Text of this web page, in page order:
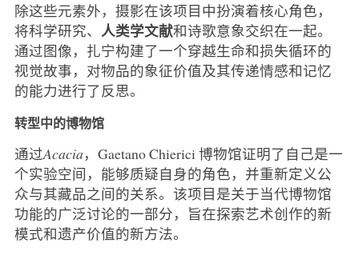
除这些元素外，摄影在该项目中扮演着核心角色，
将科学研究、 人类学文献和诗歌意象交织在一起。
通过图像，扎宁构建了一个穿越生命和损失循环的
视觉故事，对物品的象征价值及其传递情感和记忆
的能力进行了反思。
转型中的博物馆
通过Acacia，Gaetano Chierici 博物馆证明了自己是一
个实验空间，能够质疑自身的角色，并重新定义公
众与其藏品之间的关系。该项目是关于当代博物馆
功能的广泛讨论的一部分，旨在探索艺术创作的新
模式和遗产价值的新方法。